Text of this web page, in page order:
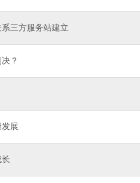
三方服务站建立
？
展